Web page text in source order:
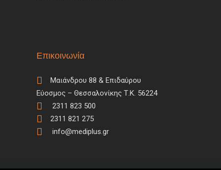
Επικοινωνία
Μαιάνδρου 88 & Επιδαύρου
Εύοσμος – Θεσσαλονίκης Τ.Κ. 56224
2311 823 500
2311 821 275
info@mediplus.gr